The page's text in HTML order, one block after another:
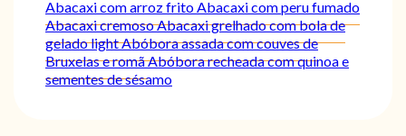
Abacaxi com arroz fritoAbacaxi com peru fumado
Abacaxi cremosoAbacaxi grelhado com bola de
gelado lightAbóbora assada com couves de
Bruxelas e romãAbóbora recheada com quinoa e
sementes de sésamo